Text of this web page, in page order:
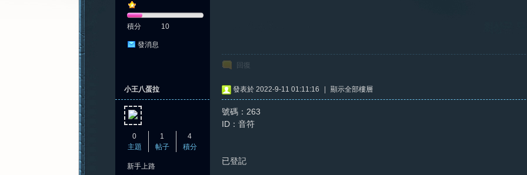
積分 10
發消息
回復
小王八蛋拉
0
主題
1
帖子
4
積分
新手上路
發表於 2022-9-11 01:11:16 顯示全部樓層
號碼：263
ID：音符
已登記